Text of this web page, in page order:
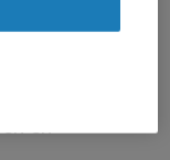
belangrijke
kan tot 35%
thuiszorg
over
en